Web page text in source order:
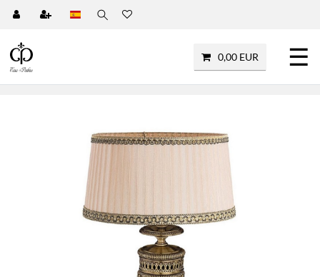
0,00 EUR ☰